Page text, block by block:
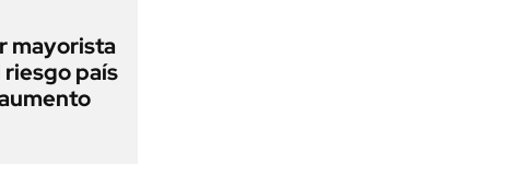
mayorista
riesgo país